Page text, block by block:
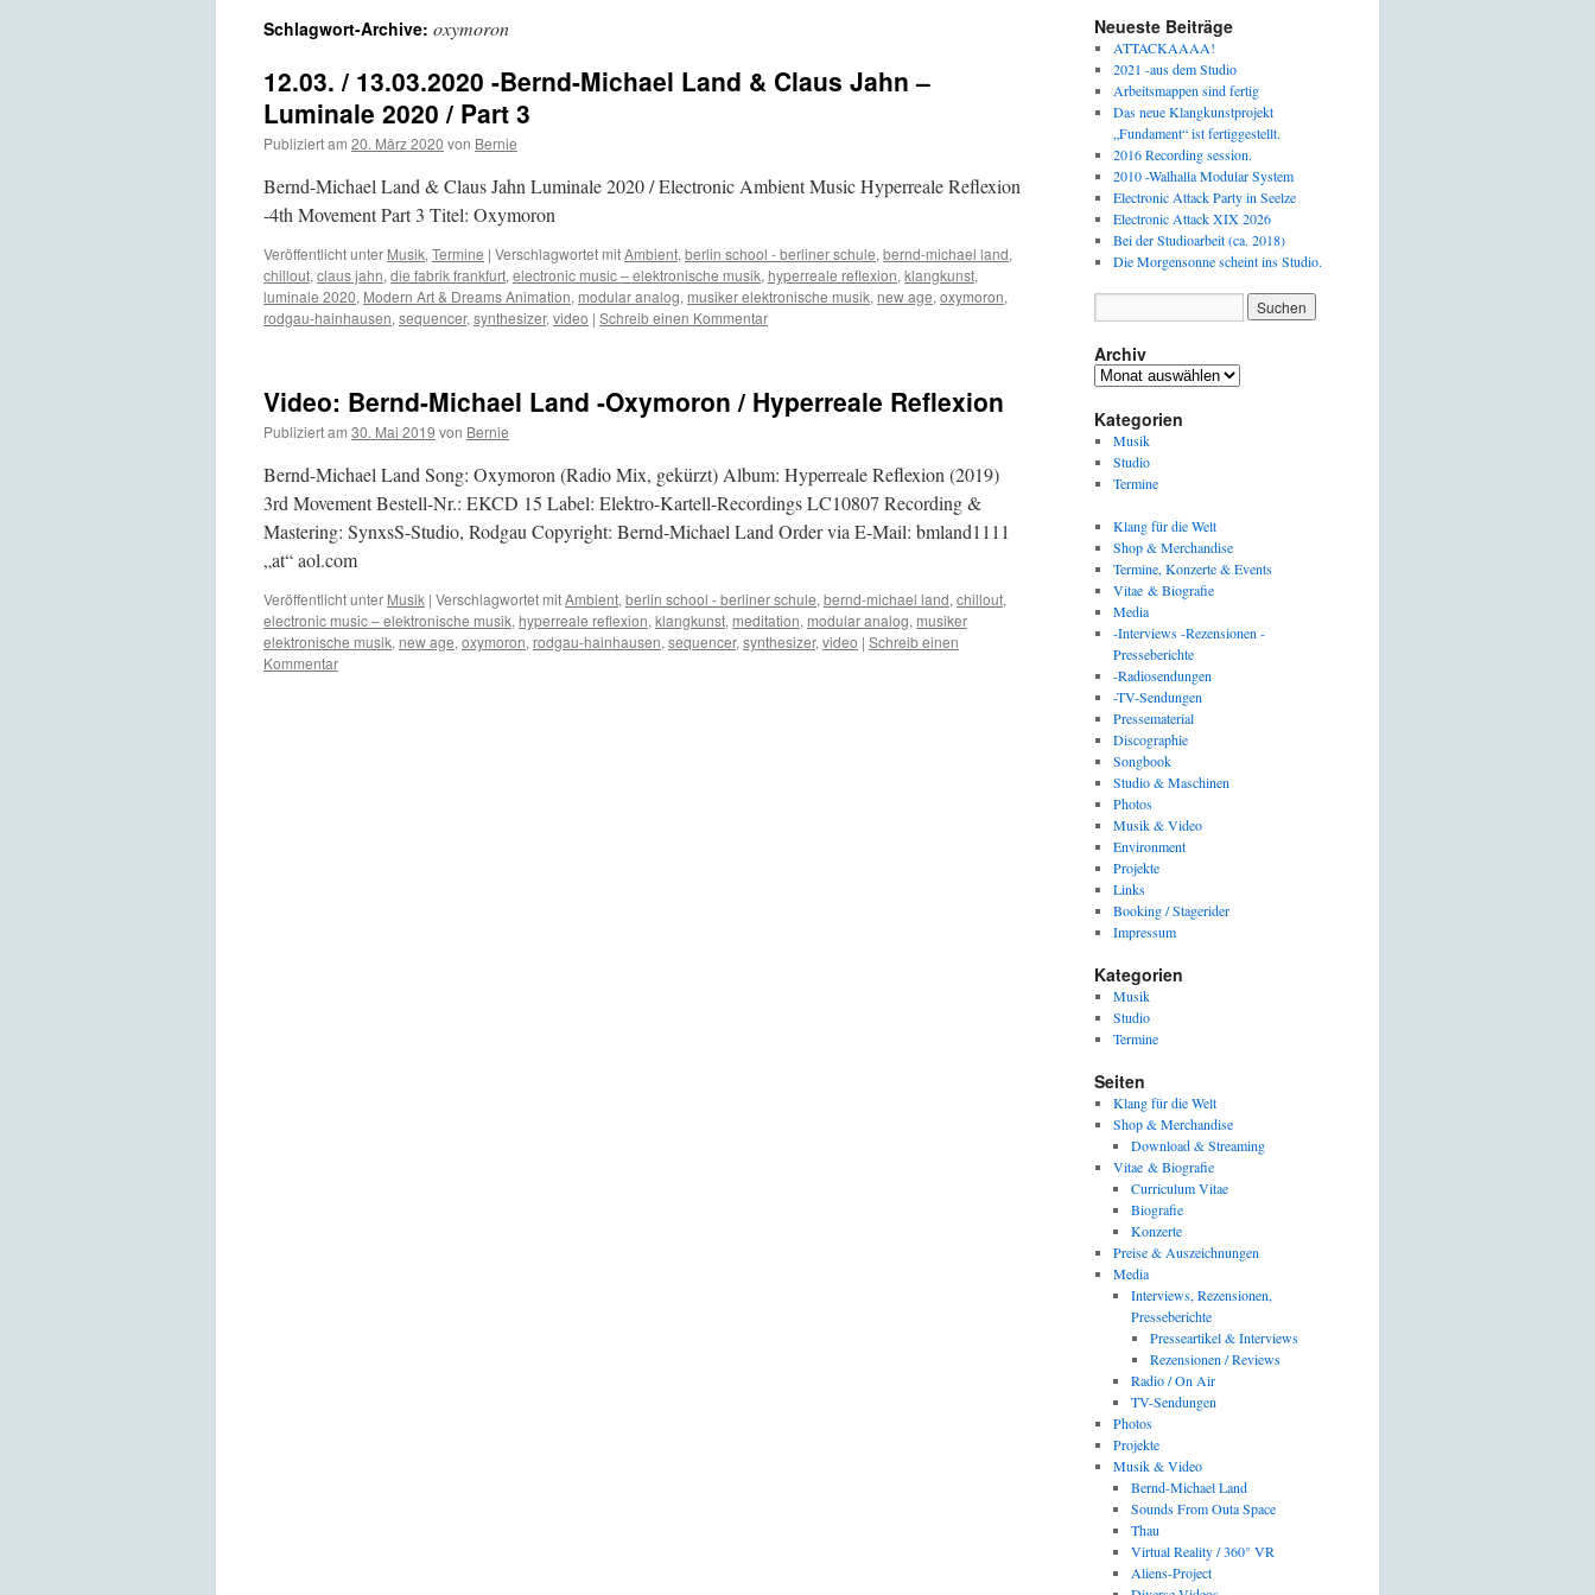
Schlagwort-Archive: oxymoron
12.03. / 13.03.2020 -Bernd-Michael Land & Claus Jahn –
Luminale 2020 / Part 3
Publiziert am 20. März 2020 von Bernie
Bernd-Michael Land & Claus Jahn Luminale 2020 / Electronic Ambient Music Hyperreale Reflexion
-4th Movement Part 3 Titel: Oxymoron
Veröffentlicht unter Musik, Termine | Verschlagwortet mitAmbient, berlin school - berliner schule, bernd-michael land,
chillout, claus jahn, die fabrik frankfurt, electronic music – elektronische musik, hyperreale reflexion, klangkunst,
luminale 2020, Modern Art & Dreams Animation, modular analog, musiker elektronische musik, new age, oxymoron,
rodgau-hainhausen, sequencer, synthesizer, video | Schreib einen Kommentar
Video: Bernd-Michael Land -Oxymoron / Hyperreale Reflexion
Publiziert am 30. Mai 2019 von Bernie
Bernd-Michael Land Song: Oxymoron (Radio Mix, gekürzt) Album: Hyperreale Reflexion (2019)
3rd Movement Bestell-Nr.: EKCD 15 Label: Elektro-Kartell-Recordings LC10807 Recording &
Mastering: SynxsS-Studio, Rodgau Copyright: Bernd-Michael Land Order via E-Mail: bmland1111
„at“ aol.com
Veröffentlicht unter Musik | Verschlagwortet mitAmbient, berlin school - berliner schule, bernd-michael land, chillout,
electronic music – elektronische musik, hyperreale reflexion, klangkunst, meditation, modular analog, musiker
elektronische musik, new age, oxymoron, rodgau-hainhausen, sequencer, synthesizer, video | Schreib einen
Kommentar
Neueste Beiträge
ATTACKAAAA!
2021 -aus dem Studio
Arbeitsmappen sind fertig
Das neue Klangkunstprojekt
„Fundament“ ist fertiggestellt.
2016 Recording session.
2010 -Walhalla Modular System
Electronic Attack Party in Seelze
Electronic Attack XIX 2026
Bei der Studioarbeit (ca. 2018)
Die Morgensonne scheint ins Studio.
Archiv
Archiv
Kategorien
Musik
Studio
Termine
Klang für die Welt
Shop & Merchandise
Termine, Konzerte & Events
Vitae & Biografie
Media
-Interviews -Rezensionen -
Presseberichte
-Radiosendungen
-TV-Sendungen
Pressematerial
Discographie
Songbook
Studio & Maschinen
Photos
Musik & Video
Environment
Projekte
Links
Booking / Stagerider
Impressum
Kategorien
Musik
Studio
Termine
Seiten
Klang für die Welt
Shop & Merchandise
Download & Streaming
Vitae & Biografie
Curriculum Vitae
Biografie
Konzerte
Preise & Auszeichnungen
Media
Interviews, Rezensionen,
Presseberichte
Presseartikel & Interviews
Rezensionen / Reviews
Radio / On Air
TV-Sendungen
Photos
Projekte
Musik & Video
Bernd-Michael Land
Sounds From Outa Space
Thau
Virtual Reality / 360° VR
Aliens-Project